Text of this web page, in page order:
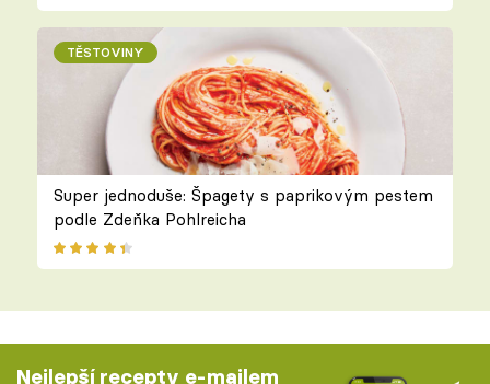
TĚSTOVINY
Super jednoduše: Špagety s paprikovým pestem
podle Zdeňka Pohlreicha
Nejlepší recepty e-mailem